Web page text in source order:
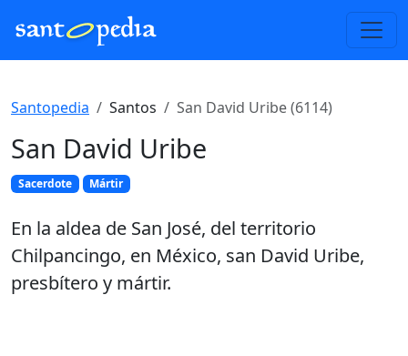
Santopedia Santos San David Uribe (6114)
San David Uribe
Sacerdote Mártir
En la aldea de San José, del territorio
Chilpancingo, en México, san David Uribe,
presbítero y mártir.